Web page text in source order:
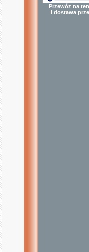
Przewóz na
i dostawa